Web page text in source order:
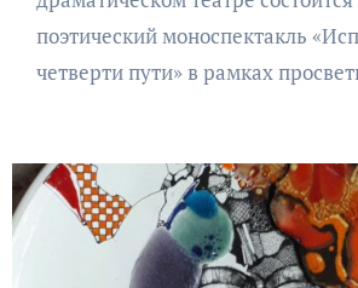
поэтический моноспектакль
четверти пути» в рамках